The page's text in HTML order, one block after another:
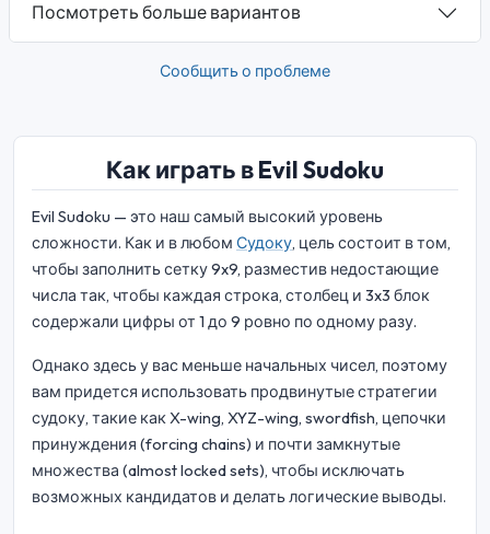
Посмотреть больше вариантов
Сообщить о проблеме
Как играть в Evil Sudoku
Evil Sudoku — это наш самый высокий уровень
сложности. Как и в любом Судоку, цель состоит в том,
чтобы заполнить сетку 9x9, разместив недостающие
числа так, чтобы каждая строка, столбец и 3x3 блок
содержали цифры от 1 до 9 ровно по одному разу.
Однако здесь у вас меньше начальных чисел, поэтому
вам придется использовать продвинутые стратегии
судоку, такие как X-wing, XYZ-wing, swordfish, цепочки
принуждения (forcing chains) и почти замкнутые
множества (almost locked sets), чтобы исключать
возможных кандидатов и делать логические выводы.